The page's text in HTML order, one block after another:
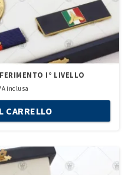
I° LIVELLO
inclusa
CARRELLO